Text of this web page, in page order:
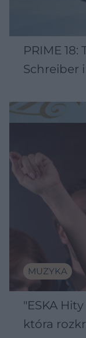
PRIME 18:
Schreiber
MUZYKA
"ESKA
która